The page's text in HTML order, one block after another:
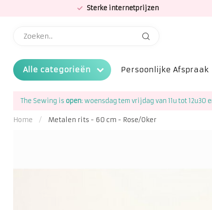
Sterke internetprijzen
Alle categorieën Persoonlijke Afspraak
The Sewing is open: woensdag tem vrijdag van 11u tot 12u30
Home / Metalen rits - 60 cm - Rose/Oker